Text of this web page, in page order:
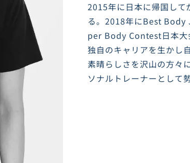
2015年に日本に帰国して
る。2018年にBest Body
per Body Contest日本大
独自のキャリアを生かし
素晴らしさを沢山の方々
ソナルトレーナーとして